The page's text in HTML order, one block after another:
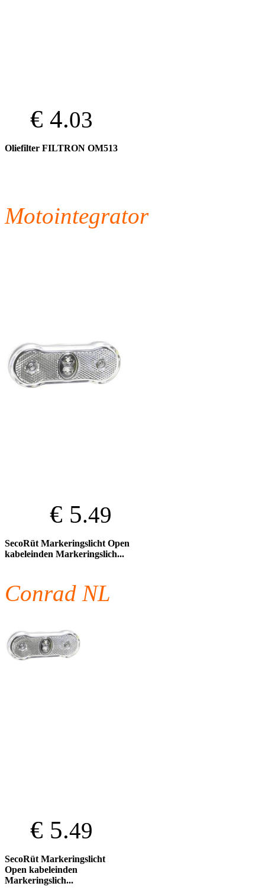
€ 4.03
Oliefilter FILTRON OM513
Motointegrator
€ 5.49
SecoRüt Markeringslicht Open
kabeleinden Markeringslich...
Conrad NL
€ 5.49
SecoRüt Markeringslicht
Open kabeleinden
Markeringslich...